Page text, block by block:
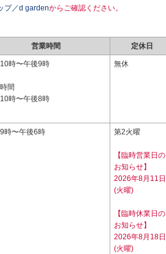
プ／d gardenからご確認ください。
営業時間 定休日
時〜午後9時
間
時〜午後8時
無休
時〜午後6時 第2火曜
【臨時営業日の
お知らせ】
2026年8月11日
(火曜)
【臨時休業日の
お知らせ】
2026年8月18日
(火曜)